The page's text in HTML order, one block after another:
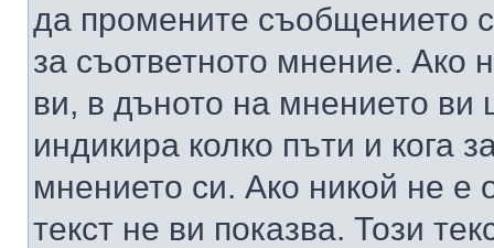
да промените съобщението
за съответното мнение. Ако
ви, в дъното на мнението ви
индикира колко пъти и кога
мнението си. Ако никой не е
текст не ви показва. Този